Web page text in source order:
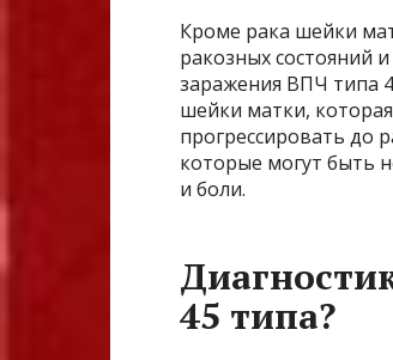
Кроме рака шейки
ракозных состояний
заражения ВПЧ типа
шейки матки,
прогрессировать до
которые могут быть
и боли.
45 типа?